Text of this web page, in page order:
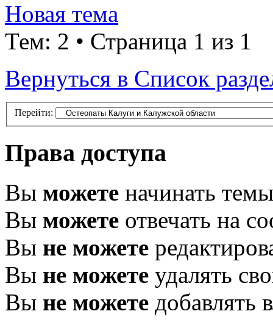
Новая тема
Тем: 2 • Страница 1 из 1
Вернуться в Список
Перейти:
Права доступа
Вы можете начинать темы
Вы можете отвечать на
Вы не можете
Вы не можете удалять
Вы не можете добавлять